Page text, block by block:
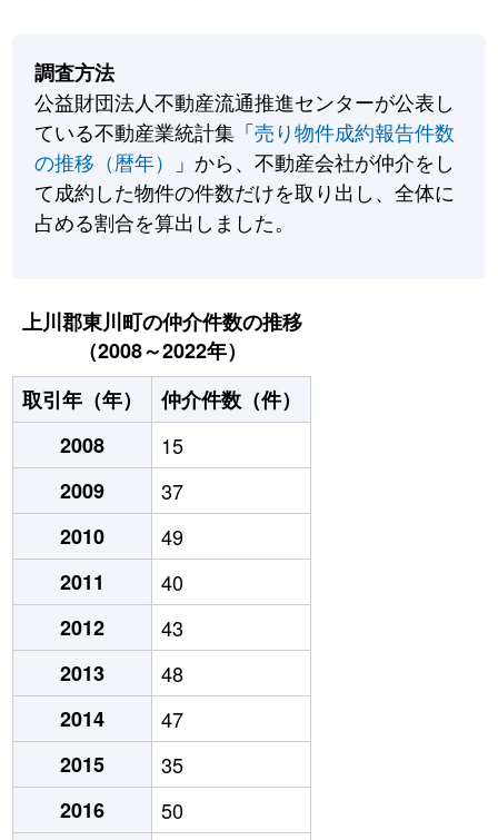
調査方法
公益財団法人不動産流通推進センターが公表し
ている不動産業統計集「売り物件成約報告件数
の推移（暦年）
」から、不動産会社が仲介をし
て成約した物件の件数だけを取り出し、全体に
占める割合を算出しました。
上川郡東川町の仲介件数の推移
（2008～2022年）
取引年（年）
仲介件数（件）
2008
15
2009
37
2010
49
2011
40
2012
43
2013
48
2014
47
2015
35
2016
50